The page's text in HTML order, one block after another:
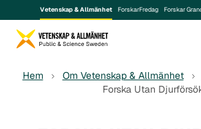
Vetenskap & Allmänhet ForskarFredag Forskar
Hem Om Vetenskap & Allmänhet
Forska Utan